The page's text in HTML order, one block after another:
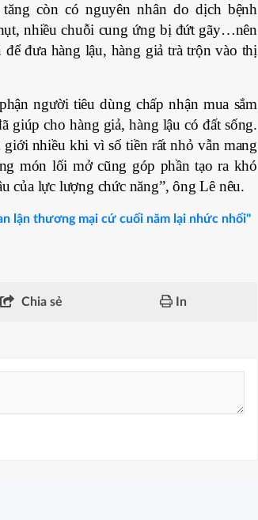
còn có nguyên nhân do dịch bệnh
nhiều chuỗi cung ứng bị đứt gãy…nên
đưa hàng lậu, hàng giả trà trộn vào thị
người tiêu dùng chấp nhận mua sắm
giúp cho hàng giả, hàng lậu có đất sống.
nhiều khi vì số tiền rất nhỏ vẫn mang
món lối mở cũng góp phần tạo ra khó
của lực lượng chức năng”, ông Lê nêu.
lận thương mại cứ cuối năm lại nhức nhối"
Chia sẻ In